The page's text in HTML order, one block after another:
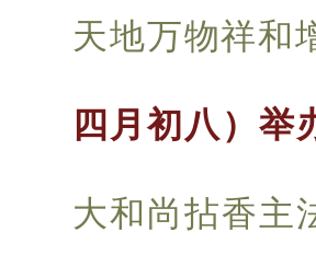
天地万物祥和
四月初八）举
大和尚拈香主